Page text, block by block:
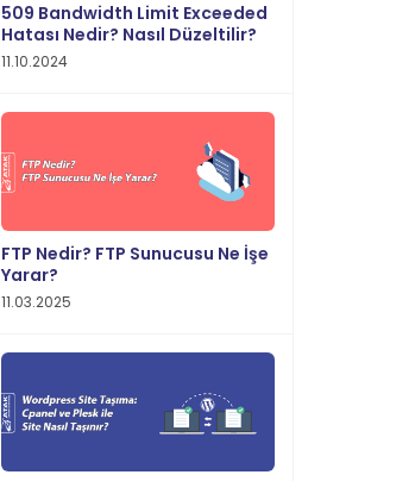
509 Bandwidth Limit Exceeded
Hatası Nedir? Nasıl Düzeltilir?
11.10.2024
FTP Nedir? FTP Sunucusu Ne İşe
Yarar?
11.03.2025